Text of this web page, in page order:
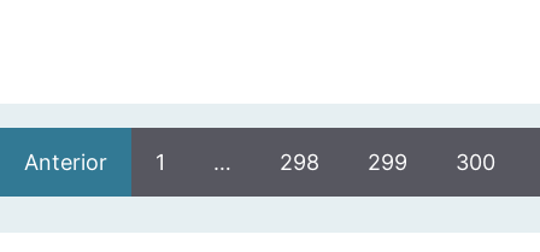
Anterior 1 … 298 299 300